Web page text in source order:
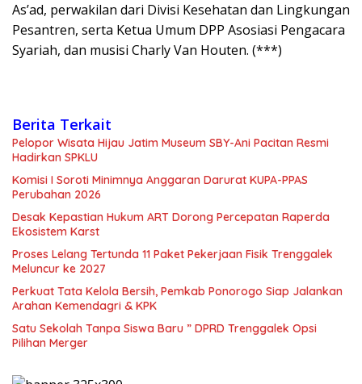
As’ad, perwakilan dari Divisi Kesehatan dan Lingkungan
Pesantren, serta Ketua Umum DPP Asosiasi Pengacara
Syariah, dan musisi Charly Van Houten. (***)
Berita Terkait
Pelopor Wisata Hijau Jatim Museum SBY-Ani Pacitan Resmi
Hadirkan SPKLU
Komisi I Soroti Minimnya Anggaran Darurat KUPA-PPAS
Perubahan 2026
Desak Kepastian Hukum ART Dorong Percepatan Raperda
Ekosistem Karst
Proses Lelang Tertunda 11 Paket Pekerjaan Fisik Trenggalek
Meluncur ke 2027
Perkuat Tata Kelola Bersih, Pemkab Ponorogo Siap Jalankan
Arahan Kemendagri & KPK
Satu Sekolah Tanpa Siswa Baru ” DPRD Trenggalek Opsi
Pilihan Merger